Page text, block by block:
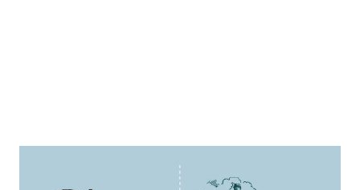
Themenbox "Industriearbeit"